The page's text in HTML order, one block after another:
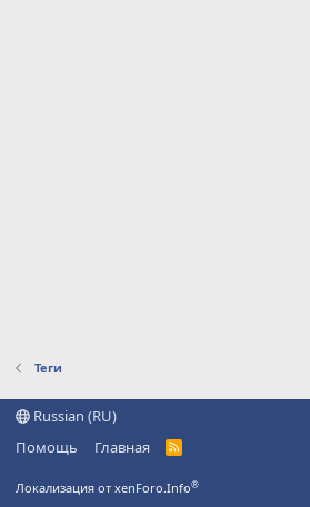
Теги
Russian (RU)
Помощь
Главная
R
Локализация от xenForo.Info®